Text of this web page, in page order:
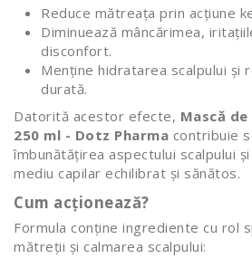
Reduce mătreața prin acțiune
Diminuează mâncărimea,
disconfort.
Menține hidratarea scalpului și
durată.
Datorită acestor efecte, Mască
250 ml - Dotz Pharma contribuie
îmbunătățirea aspectului scalpului
mediu capilar echilibrat și sănătos.
Cum acționează?
Formula conține ingrediente cu rol
mătreții și calmarea scalpului: